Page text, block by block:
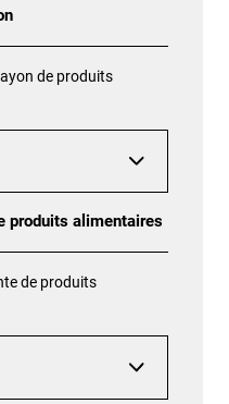
de produits
produits alimentaires
de produits